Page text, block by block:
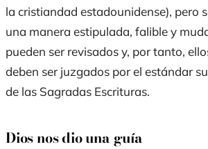
la cristiandad estadounidense), pero
una manera estipulada, falible y
pueden ser revisados y, por tanto,
deben ser juzgados por el estándar
de las Sagradas Escrituras.
Dios nos dio una guía